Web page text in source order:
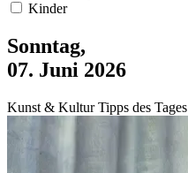
Kinder
Sonntag,
07. Juni 2026
Kunst & Kultur Tipps des Tages